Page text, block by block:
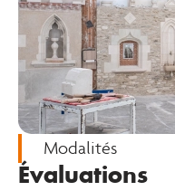
Modalités
Évaluations